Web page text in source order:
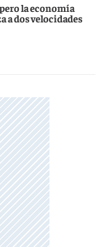
la economía
a dos velocidades